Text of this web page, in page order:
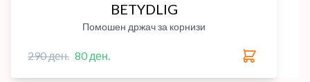
BETYDLIG
Помошен држач за корнизи
290 ден. 80 ден.